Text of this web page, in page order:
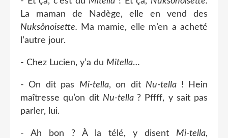
La maman de Nadège, elle en vend des
Nuksônoisette.
Ma mamie, elle m’en a acheté
l’autre jour.
- Chez Lucien, y’a du Mitella…
- On dit pas Mi-tella, on dit Nu-tella ! Hein
maîtresse qu’on dit Nu-tella ? Pffff, y sait pas
parler, lui.
- Ah bon ? À la télé, y disent Mi-tella,